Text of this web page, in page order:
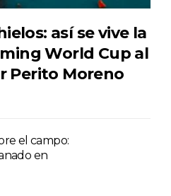
así se vive la
World Cup al
Perito Moreno
el campo:
en